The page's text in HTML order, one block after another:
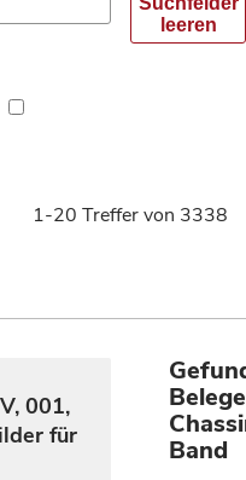
leeren
1-20 Treffer von 3338
V, 001,
für
Band